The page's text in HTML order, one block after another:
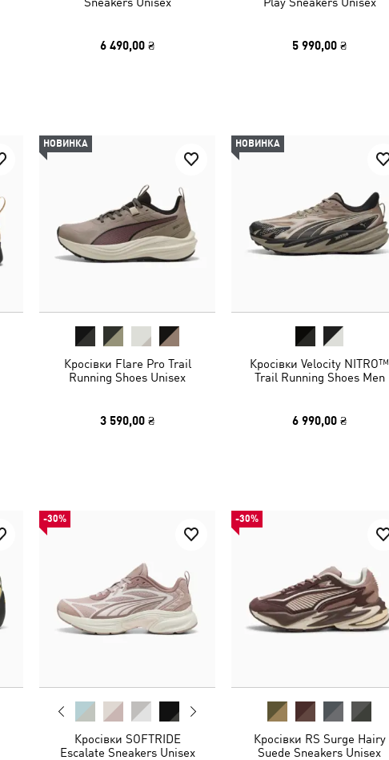
6 490,00 ₴ 5 990,00 ₴
НОВИНКА
Кросівки Flare Pro Trail
Running Shoes Unisex
3 590,00 ₴
НОВИНКА
Кросівки Velocity NITRO™
Trail Running Shoes Men
6 990,00 ₴
-30%
Кросівки SOFTRIDE
Escalate Sneakers Unisex
-30%
Кросівки RS Surge Hairy
Suede Sneakers Unisex